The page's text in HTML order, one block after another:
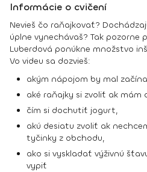
Informácie o cvičení
Nevieš čo raňajkovať?
úplne vynechávaš? Tak pozorne
Luberdová ponúkne množstvo
Vo videu sa dozvieš:
akým nápojom by mal
aké raňajky si zvoliť ak mám
čím si dochutiť jogurt,
akú desiatu zvoliť ak
tyčinky z obchodu,
ako si vyskladať výživnú
vypiť